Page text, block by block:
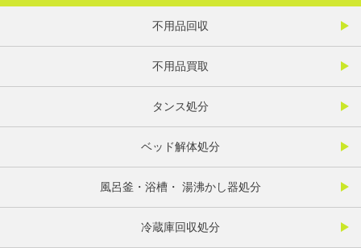
不用品回収
不用品買取
タンス処分
ベッド解体処分
風呂釜・浴槽・ 湯沸かし器処分
冷蔵庫回収処分